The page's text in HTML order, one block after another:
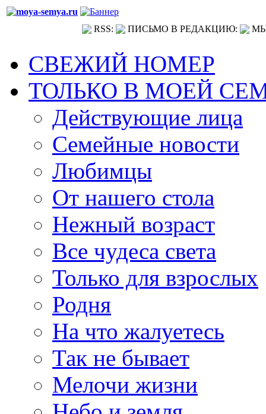
RSS: ПИСЬМО В РЕДАКЦИЮ:
СВЕЖИЙ НОМЕР
ТОЛЬКО В МОЕЙ
Действующие лица
Семейные новости
Любимцы
От нашего стола
Нежный возраст
Все чудеса света
Только для взрослых
Родня
На что жалуетесь
Так не бывает
Мелочи жизни